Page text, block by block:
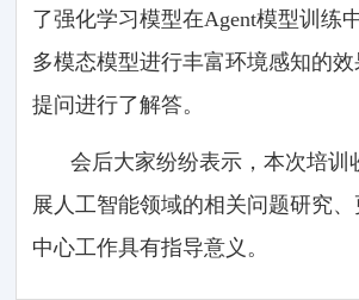
了强化学习模型在Agent模型训练
多模态模型进行丰富环境感知的
提问进行了解答。
会后大家纷纷表示，本次培训
展人工智能领域的相关问题研究
中心工作具有指导意义。